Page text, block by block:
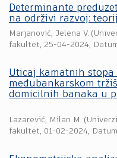
Determinante
na održivi razvoj:
Marjanović, Jelena V. (
fakultet, 25-04-2024,
Uticaj kamatnih
međubankarskom
domicilnih banaka u
Lazarević, Milan M. (
fakultet, 01-02-2024,